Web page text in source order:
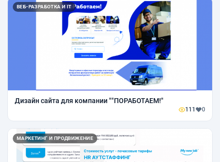
ВЕБ-РАЗРАБОТКА И IT
Дизайн сайта для компании ""ПОРАБОТАЕМ!"
111 0
МАРКЕТИНГ И ПРОДВИЖЕНИЕ